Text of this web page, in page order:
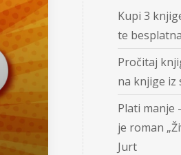
Kupi 3
te
Pročitaj
na knjige iz
Plati manje
je roman
Jurt